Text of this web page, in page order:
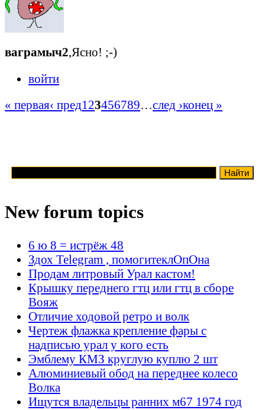
ваграмыч2,Ясно! ;-)
войти
« первая‹ пред1 23456789…след ›конец »
New forum topics
6 ю 8 = истрёж 48
Здох Telegram , помогитеклОпОна
Продам литровый Урал кастом!
Крышку переднего гтц или гтц в сборе
Вояж
Отличие ходовой ретро и волк
Чертеж флажка крепление фары с
надписью урал у кого есть
Эмблему КМЗ круглую куплю 2 шт
Алюминиевый обод на переднее колесо
Волка
Ищутся владельцы ранних м67 1974 год